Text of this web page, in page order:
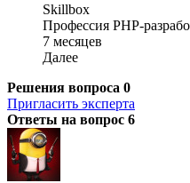
Skillbox
Профессия PHP-
7 месяцев
Далее
Решения вопроса 0
Пригласить эксперта
Ответы на вопрос 6